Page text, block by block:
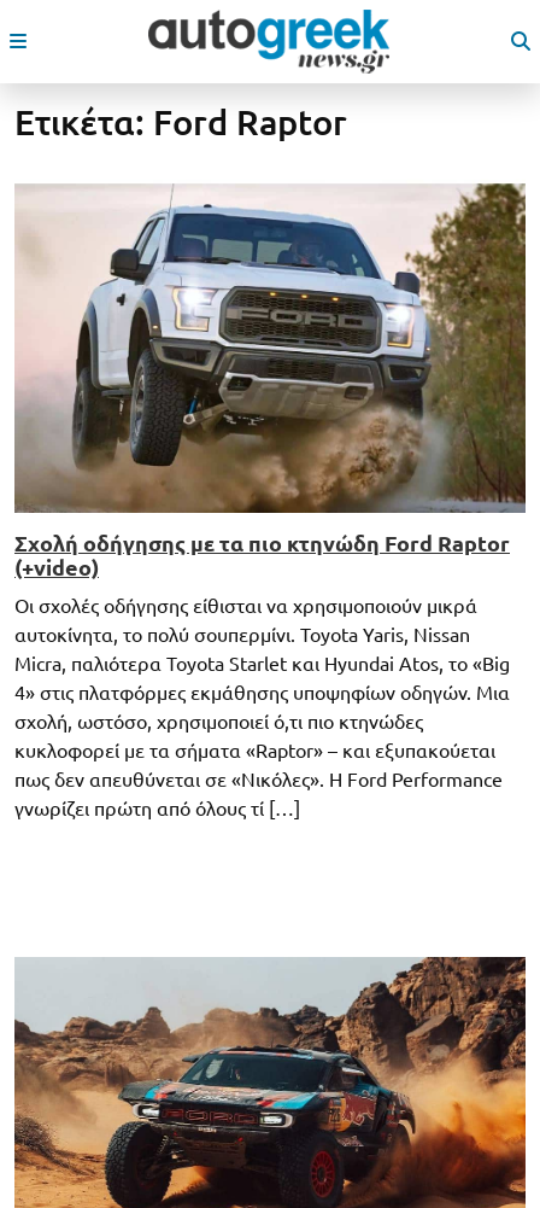
Ετικέτα: Ford Raptor
Σχολή οδήγησης με τα πιο κτηνώδη Ford Raptor
(+video)
Οι σχολές οδήγησης είθισται να χρησιμοποιούν μικρά
αυτοκίνητα, το πολύ σουπερμίνι. Toyota Yaris, Nissan
Micra, παλιότερα Toyota Starlet και Hyundai Atos, το «Big
4» στις πλατφόρμες εκμάθησης υποψηφίων οδηγών. Μια
σχολή, ωστόσο, χρησιμοποιεί ό,τι πιο κτηνώδες
κυκλοφορεί με τα σήματα «Raptor» – και εξυπακούεται
πως δεν απευθύνεται σε «Νικόλες». H Ford Performance
γνωρίζει πρώτη από όλους τί […]